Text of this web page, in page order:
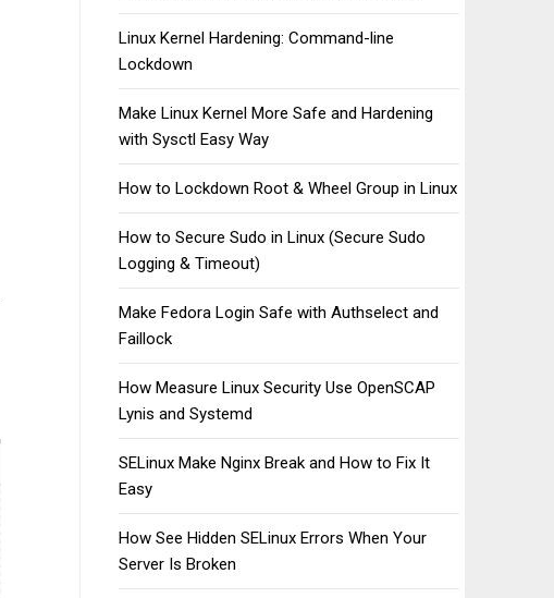
Linux Kernel Hardening: Command-line
Lockdown
Make Linux Kernel More Safe and Hardening
with Sysctl Easy Way
How to Lockdown Root & Wheel Group in Linux
How to Secure Sudo in Linux (Secure Sudo
Logging & Timeout)
Make Fedora Login Safe with Authselect and
Faillock
How Measure Linux Security Use OpenSCAP
Lynis and Systemd
SELinux Make Nginx Break and How to Fix It
Easy
How See Hidden SELinux Errors When Your
Server Is Broken